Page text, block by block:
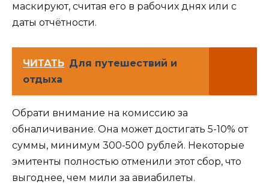
маскируют, считая его в рабочих днях или с
даты отчётности.
ЧИТАТЬ Для путешествий и
отдыха
Обрати внимание на комиссию за
обналичивание. Она может достигать 5-10% от
суммы, минимум 300-500 рублей. Некоторые
эмитенты полностью отменили этот сбор, что
выгоднее, чем мили за авиабилеты.